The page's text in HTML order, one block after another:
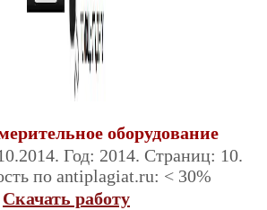
оборудование
Год: 2014. Страниц: 10.
по antiplagiat.ru: < 30%
Скачать работу